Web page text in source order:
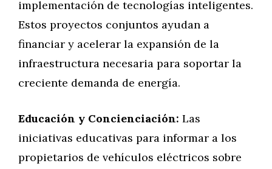
implementación de tecnologías inteligentes.
Estos proyectos conjuntos ayudan a
financiar y acelerar la expansión de la
infraestructura necesaria para soportar la
creciente demanda de energía.
Educación y Concienciación: Las
iniciativas educativas para informar a los
propietarios de vehículos eléctricos sobre